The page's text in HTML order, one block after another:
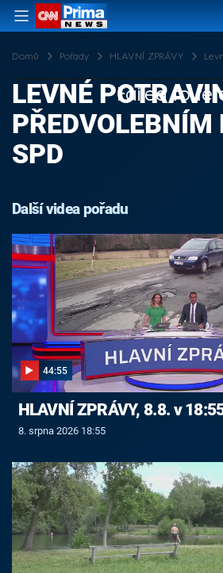
Domů Pořady HLAVNÍ ZPRÁVY
Failed to
LEVNÉ
SPD
Další videa pořadu
44:55
HLAVNÍ ZPRÁVY, 8.8. v
8. srpna 2026 18:55